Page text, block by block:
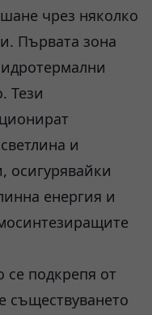
чрез няколко
Първата зона
Тези
и
осигурявайки
енергия и
се подкрепя от
съществуването